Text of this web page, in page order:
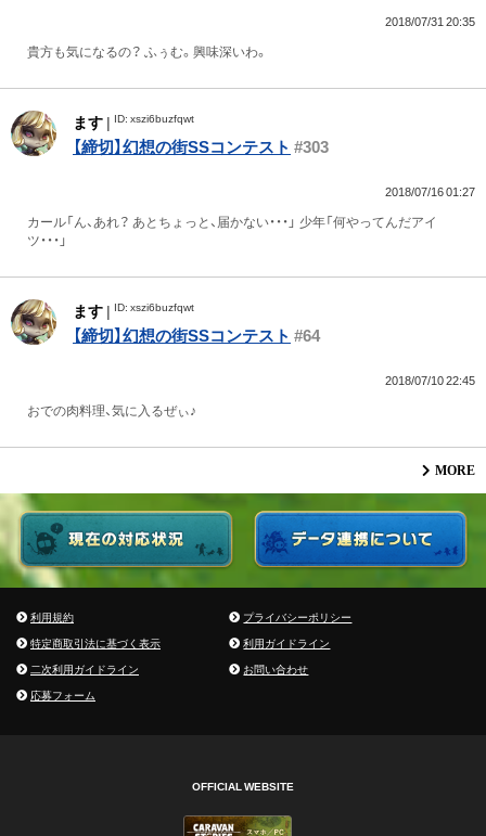
2018/07/31 20:35
貴方も気になるの？ ふぅむ。興味深いわ。
ます | ID: xszi6buzfqwt
【締切】幻想の街SSコンテスト #303
2018/07/16 01:27
カール「ん、あれ？ あとちょっと、届かない・・・」 少年「何やってんだアイ
ツ・・・」
ます | ID: xszi6buzfqwt
【締切】幻想の街SSコンテスト #64
2018/07/10 22:45
おでの肉料理、気に入るぜぃ♪
MORE
利用規約
プライバシーポリシー
特定商取引法に基づく表示
利用ガイドライン
二次利用ガイドライン
お問い合わせ
応募フォーム
OFFICIAL WEBSITE